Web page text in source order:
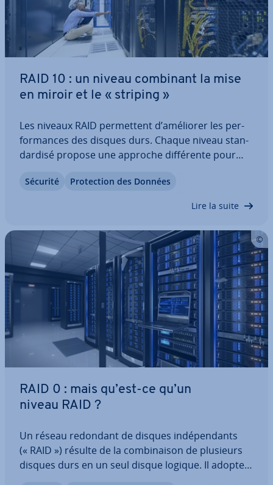
RAID 10 : un niveau combinant la mise
en miroir et le « striping »
Les niveaux RAID per­met­tent d’améliorer les per­
for­mances des disques durs. Chaque niveau stan­
dar­disé propose une approche dif­fé­rente pour
niveau RAID 10 repose sur une re­don­dance
Sécurité Pro­tec­tion des Données
Lire la suite
RAID 0 : mais qu’est-ce qu’un
niveau RAID ?
Un réseau redondant de disques in­dé­pen­dants
(« RAID ») résulte de la com­bi­nai­son de plusieurs
disques durs en un seul disque logique. Il adopte